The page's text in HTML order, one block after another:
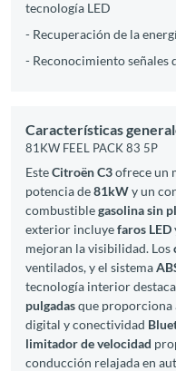
tecnología LED
- Recuperación de la
- Reconocimiento señales
Características
81KW FEEL PACK 83 5P
EsteCitroën C3ofrece un
potencia de81kWy un
combustiblegasolina sin
exterior incluyefaros LED
mejoran la visibilidad. Los
ventilados, y el sistema
tecnología interior
pulgadasque proporciona
digital y conectividad
limitador de velocidad
conducción relajada en